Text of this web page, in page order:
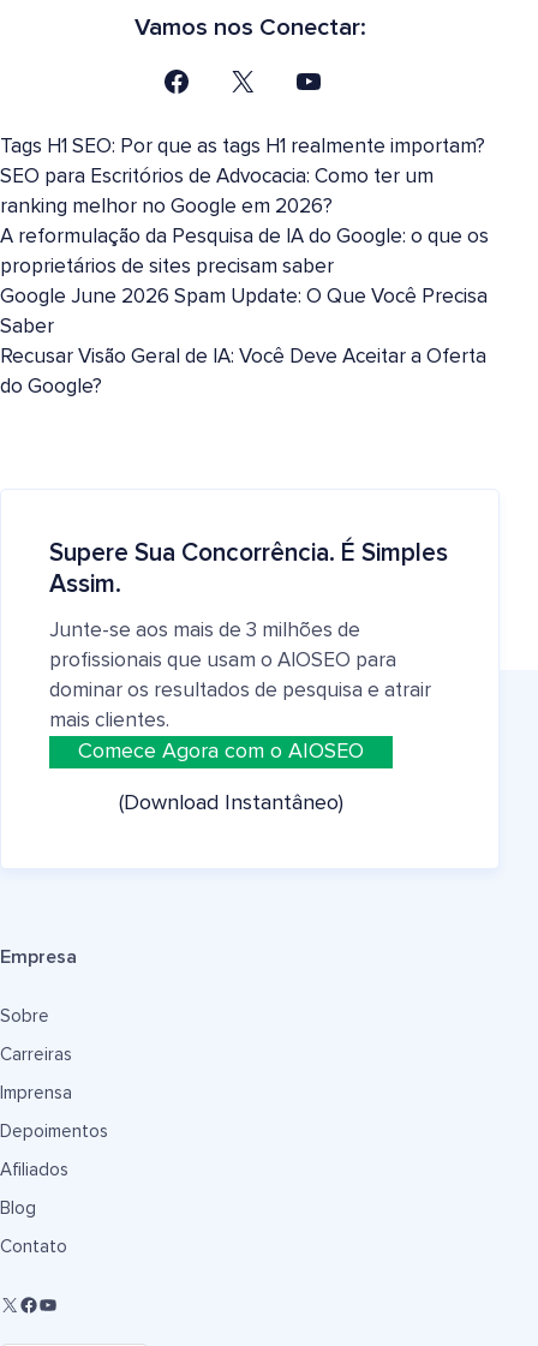
Vamos nos Conectar:
Tags H1 SEO: Por que as tags H1 realmente importam?
SEO para Escritórios de Advocacia: Como ter um
ranking melhor no Google em 2026?
A reformulação da Pesquisa de IA do Google: o que os
proprietários de sites precisam saber
Google June 2026 Spam Update: O Que Você Precisa
Saber
Recusar Visão Geral de IA: Você Deve Aceitar a Oferta
do Google?
Supere Sua Concorrência. É Simples
Assim.
Junte-se aos mais de 3 milhões de
profissionais que usam o AIOSEO para
dominar os resultados de pesquisa e atrair
mais clientes.
Comece Agora com o AIOSEO
(Download Instantâneo)
Empresa
Sobre
Carreiras
Imprensa
Depoimentos
Afiliados
Blog
Contato